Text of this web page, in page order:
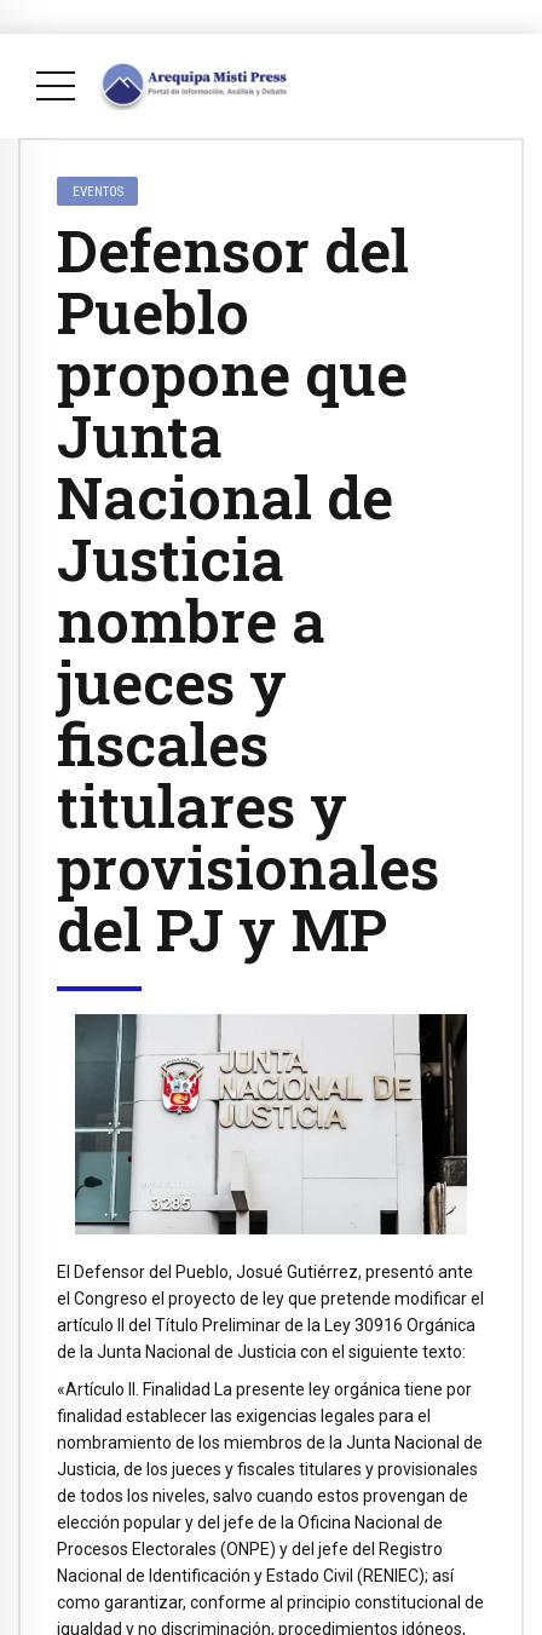
EVENTOS
Defensor del
Pueblo
propone que
Junta
Nacional de
Justicia
nombre a
jueces y
fiscales
titulares y
provisionales
del PJ y MP
El Defensor del Pueblo, Josué Gutiérrez, presentó ante
el Congreso el proyecto de ley que pretende modificar el
artículo II del Título Preliminar de la Ley 30916 Orgánica
de la Junta Nacional de Justicia con el siguiente texto:
«Artículo II. Finalidad La presente ley orgánica tiene por
finalidad establecer las exigencias legales para el
nombramiento de los miembros de la Junta Nacional de
Justicia, de los jueces y fiscales titulares y provisionales
de todos los niveles, salvo cuando estos provengan de
elección popular y del jefe de la Oficina Nacional de
Procesos Electorales (ONPE) y del jefe del Registro
Nacional de Identificación y Estado Civil (RENIEC); así
como garantizar, conforme al principio constitucional de
igualdad y no discriminación, procedimientos idóneos,